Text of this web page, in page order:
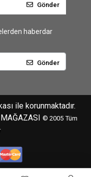
Gönder
haberdar
Gönder
ile korunmaktadır.
© 2005 Tüm